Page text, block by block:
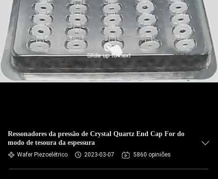
Ressonadores da pressão de Crystal Quartz End Cap For do
modo de tesoura da espessura
Wafer Piezoelétrico 2023-03-07 5860 opiniões